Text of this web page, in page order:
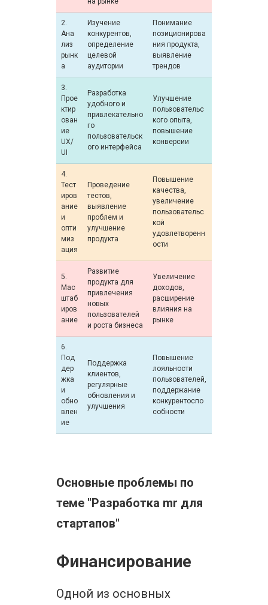
2.
Ана
лиз
рынк
а
Изучение
конкурентов,
определение
целевой
аудитории
Понимание
позиционирова
ния продукта,
выявление
трендов
3.
Прое
ктир
ован
ие
UX/
UI
Разработка
удобного и
привлекательно
го
пользовательск
ого интерфейса
Улучшение
пользовательс
кого опыта,
повышение
конверсии
4.
Тест
иров
ание
и
опти
миз
ация
Проведение
тестов,
выявление
проблем и
улучшение
продукта
Повышение
качества,
увеличение
пользовательс
кой
удовлетворенн
ости
5.
Мас
штаб
иров
ание
Развитие
продукта для
привлечения
новых
пользователей
и роста бизнеса
Увеличение
доходов,
расширение
влияния на
рынке
6.
Под
дер
жка
и
обно
влен
ие
Поддержка
клиентов,
регулярные
обновления и
улучшения
Повышение
лояльности
пользователей,
поддержание
конкурентоспо
собности
Основные проблемы по
теме "Разработка mr для
стартапов"
Финансирование
Одной из основных